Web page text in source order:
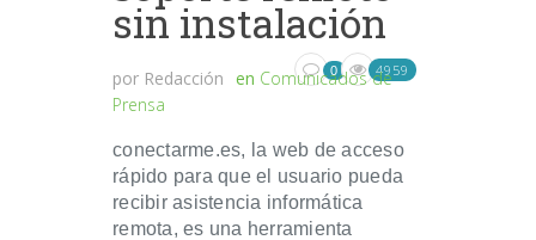
sin instalación
por Redacción en Comunicados de
Prensa
0 4959
conectarme.es, la web de acceso
rápido para que el usuario pueda
recibir asistencia informática
remota, es una herramienta